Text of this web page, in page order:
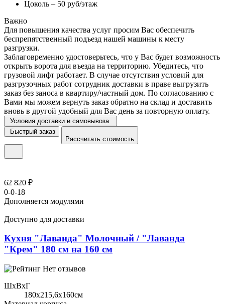
Цоколь – 50 руб/этаж
Важно
Для повышения качества услуг просим Вас обеспечить
беспрепятственный подъезд нашей машины к месту
разгрузки.
Заблаговременно удостоверьтесь, что у Вас будет возможность
открыть ворота для въезда на территорию. Убедитесь, что
грузовой лифт работает. В случае отсутствия условий для
разгрузочных работ сотрудник доставки в праве выгрузить
заказ без заноса в квартиру/частный дом. По согласованию с
Вами мы можем вернуть заказ обратно на склад и доставить
вновь в другой удобный для Вас день за повторную оплату.
Условия доставки и самовывоза
Быстрый заказ
Рассчитать стоимость
62 820 ₽
0-0-18
Дополняется модулями
Доступно для доставки
Кухня "Лаванда" Молочный / "Лаванда
"Крем" 180 см на 160 см
Нет отзывов
ШхВхГ
180x215,6х160см